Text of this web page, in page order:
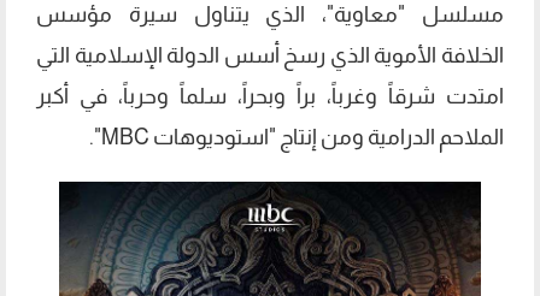
مسلسل "معاوية"، الذي يتناول سيرة مؤسس
الخلافة الأموية الذي رسخ أسس الدولة الإسلامية التي
امتدت شرقاً وغرباً، براً وبحراً، سلماً وحرباً، في أكبر
الملاحم الدرامية ومن إنتاج "استوديوهات MBC".